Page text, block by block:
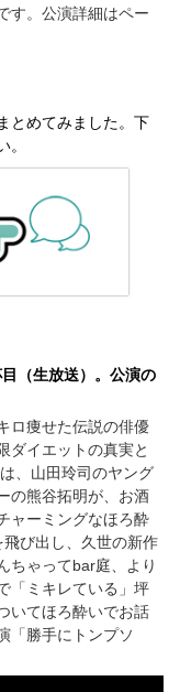
す。公演詳細はペー
とめてみました。下
。
（生放送）。公演の
ロ痩せた伝説の俳優
ダイエットの真実と
、山田玲司のヤング
の熊谷拓明が、お酒
ャーミングなほろ酔
び出し、久世の新作
ちゃってbar庭、より
「ミキレている」坪
いてほろ酔いでお話
「勝手にトンプソ